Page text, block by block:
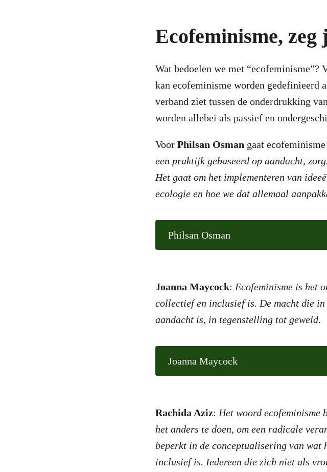
Ecofeminisme, zeg
Wat bedoelen we met “ecofeminisme”?
kan ecofeminisme worden gedefinieerd
verband ziet tussen de onderdrukking
worden allebei als passief en
Voor Philsan Osman gaat
een praktijk gebaseerd op aandacht,
Het gaat om het implementeren van
ecologie en hoe we dat allemaal
Philsan Osman
Joanna Maycock: Ecofeminisme is het
collectief en inclusief is. De macht die
aandacht is, in tegenstelling tot geweld.
Joanna Maycock
Rachida Aziz: Het woord ecofeminisme
het anders te doen, om een radicale
beperkt in de conceptualisering van wat
inclusief is. Iedereen die zich niet als